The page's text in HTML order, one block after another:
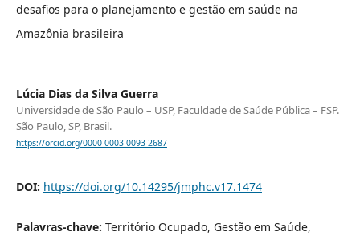
desafios para o planejamento e gestão em saúde na
Amazônia brasileira
Lúcia Dias da Silva Guerra
Universidade de São Paulo – USP, Faculdade de Saúde Pública – FSP.
São Paulo, SP, Brasil.
https://orcid.org/0000-0003-0093-2687
DOI: https://doi.org/10.14295/jmphc.v17.1474
Palavras-chave: Território Ocupado, Gestão em Saúde,